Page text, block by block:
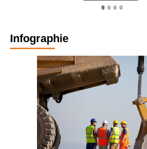
Infographie